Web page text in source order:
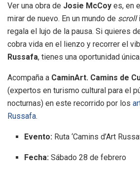
Ver una obra de Josie McCoy es, en
mirar de nuevo. En un mundo de scroll
regala el lujo de la pausa. Si quieres
cobra vida en el lienzo y recorrer el
Russafa, tienes una oportunidad única.
Acompaña a CaminArt. Camins de
(expertos en turismo cultural para el
nocturnas) en este recorrido por los
Russafa.
Evento: Ruta ‘Camins d’Art
Fecha: Sábado 28 de febrero